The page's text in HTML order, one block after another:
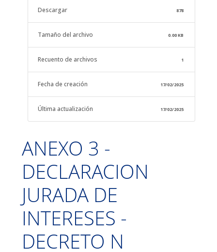
Descargar 878
Tamaño del archivo 0.00 KB
Recuento de archivos 1
Fecha de creación 17/02/2025
Última actualización 17/02/2025
ANEXO 3 -
DECLARACION
JURADA DE
INTERESES -
DECRETO N